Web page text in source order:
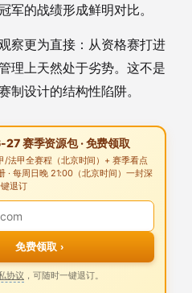
军的战绩形成鲜明对比。
察更为直接：从资格赛打进
理上天然处于劣势。这不是
制设计的结构性陷阱。
赛季资源包 · 免费领取
/法甲全赛程（北京时间）+ 赛季看点
· 每周日晚 21:00（北京时间）一封深
键退订
免费领取 ›
协议 ，可随时一键退订。